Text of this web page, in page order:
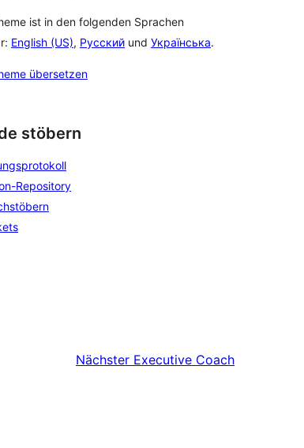
ist in den folgenden Sprachen
English (US), Русский und Українська.
übersetzen
stöbern
Repository
Nächster Executive Coach